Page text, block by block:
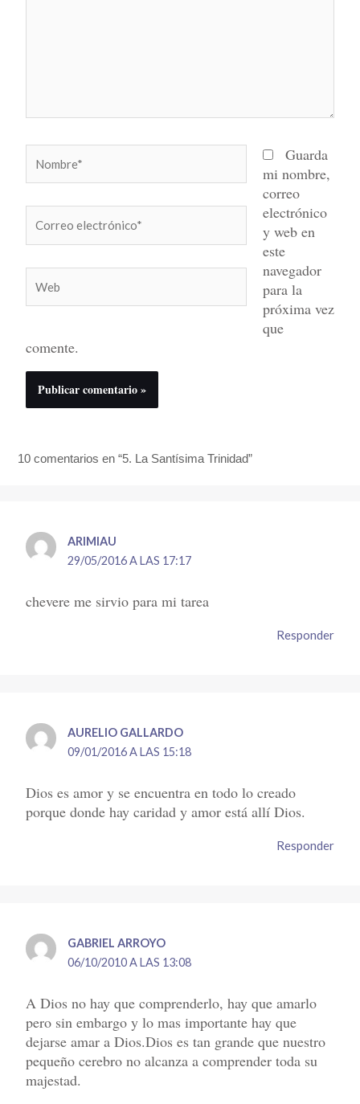
electrónico*
Guarda
mi nombre,
correo
electrónico
y web en
este
navegador
para la
próxima vez
que
comente.
10 comentarios en “5. La Santísima Trinidad”
ARIMIAU
29/05/2016 A LAS 17:17
chevere me sirvio para mi tarea
Responder
AURELIO GALLARDO
09/01/2016 A LAS 15:18
Dios es amor y se encuentra en todo lo creado
porque donde hay caridad y amor está allí Dios.
Responder
GABRIEL ARROYO
06/10/2010 A LAS 13:08
A Dios no hay que comprenderlo, hay que amarlo
pero sin embargo y lo mas importante hay que
dejarse amar a Dios.Dios es tan grande que nuestro
pequeño cerebro no alcanza a comprender toda su
majestad.